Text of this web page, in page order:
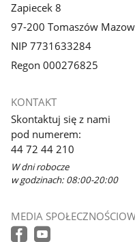
Zapiecek 8
97-200 Tomaszów
NIP 7731633284
Regon 000276825
KONTAKT
Skontaktuj się z nami
pod numerem:
44 72 44 210
W dni robocze
w godzinach: 08:00-20:00
MEDIA